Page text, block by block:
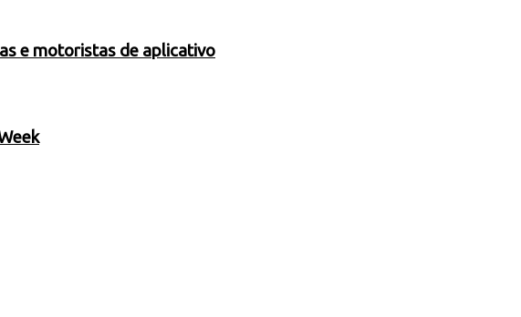
e motoristas de aplicativo